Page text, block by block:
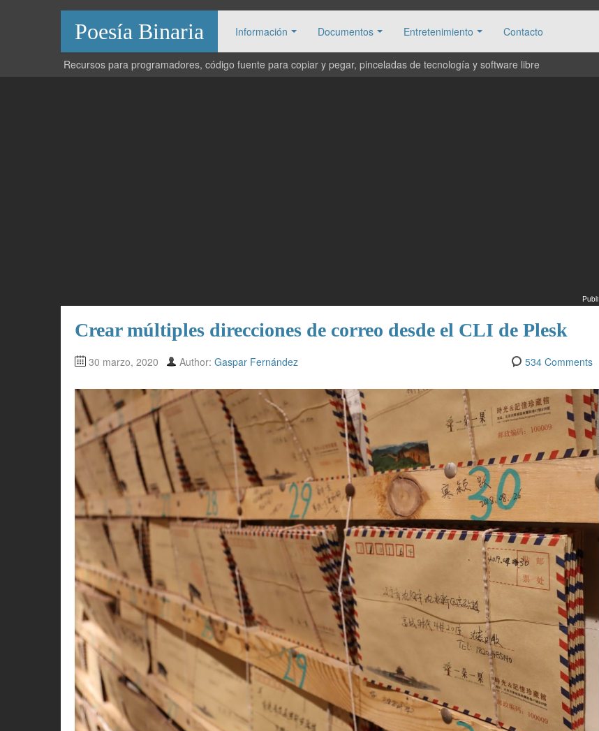
Poesía Binaria Información Documentos Entretenimiento Contacto
Recursos para programadores, código fuente para copiar y pegar, pinceladas de tecnología y software libre
Publi
Crear múltiples direcciones de correo desde el CLI de Plesk
30 marzo, 2020 Author: Gaspar Fernández 534 Comments